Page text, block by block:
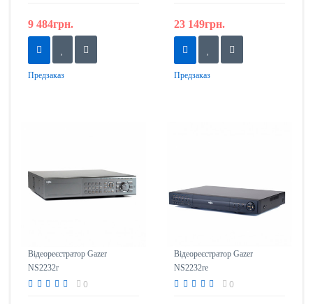
9 484грн.
Предзаказ
23 149грн.
Предзаказ
Відеореєстратор Gazer
NS2232r
0
Відеореєстратор Gazer
NS2232re
0